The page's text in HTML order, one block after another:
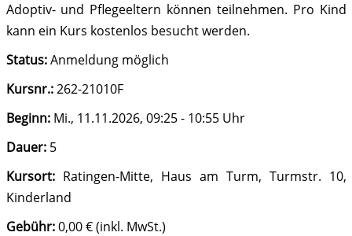
Adoptiv- und Pflegeeltern können teilnehmen. Pro Kind
kann ein Kurs kostenlos besucht werden.
Status: Anmeldung möglich
Kursnr.:262-21010F
Beginn: Mi., 11.11.2026, 09:25 - 10:55 Uhr
Dauer:5
Kursort:Ratingen-Mitte, Haus am Turm, Turmstr. 10,
Kinderland
Gebühr:0,00 € (inkl. MwSt.)